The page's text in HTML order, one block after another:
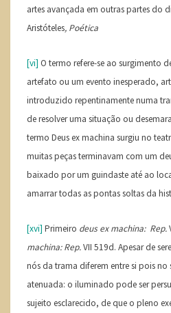
artes avançada em outras partes do
Aristóteles, Poética
[vi] O termo refere-se ao surgimento
artefato ou um evento inesperado,
introduzido repentinamente numa
de resolver uma situação ou
termo Deus ex machina surgiu no
muitas peças terminavam com um
baixado por um guindaste até ao
amarrar todas as pontas soltas da
[xvi] Primeiro deus ex machina: Rep.
machina: Rep.VII 519d. Apesar de
nós da trama diferem entre si pois no
atenuada: o iluminado pode ser
sujeito esclarecido, de que o pleno